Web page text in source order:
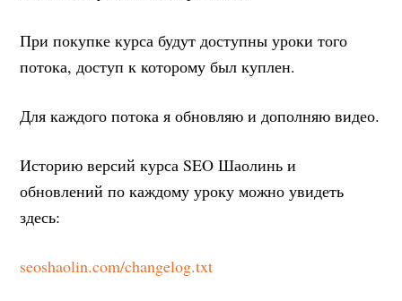
При покупке курса будут доступны уроки того
потока, доступ к которому был куплен.
Для каждого потока я обновляю и дополняю видео.
Историю версий курса SEO Шаолинь и
обновлений по каждому уроку можно увидеть
здесь:
seoshaolin.com/changelog.txt